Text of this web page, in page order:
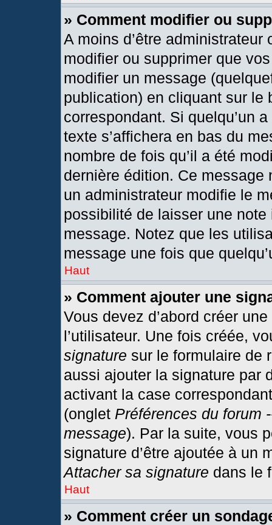
» Comment modifier ou
A moins d’être
modifier ou supprimer que
modifier un message
publication) en cliquant sur le
correspondant. Si quelqu’un
texte s’affichera en bas du
nombre de fois qu’il a été
dernière édition. Ce message
un administrateur modifie le
possibilité de laisser une
message. Notez que les
message une fois que
Haut
» Comment ajouter une
Vous devez d’abord créer
l’utilisateur. Une fois créée,
signature sur le formulaire de
aussi ajouter la signature par
activant la case
(onglet Préférences du forum
message). Par la suite, vous
signature d’être ajoutée à un
Attacher sa signature dans le
Haut
» Comment créer un